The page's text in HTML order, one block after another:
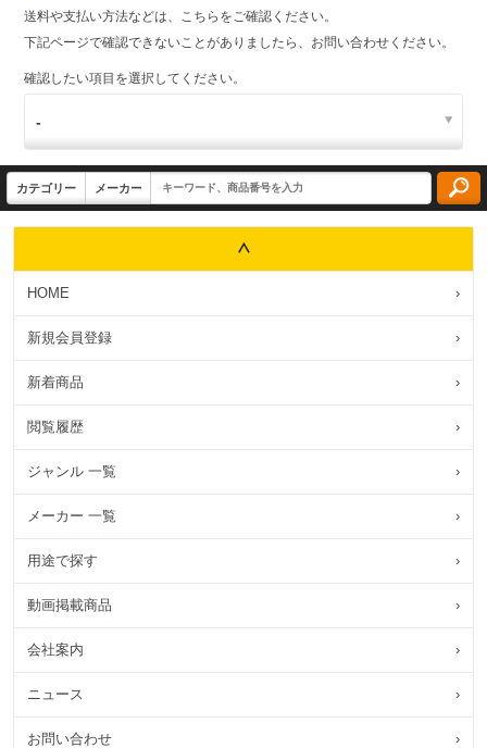
送料や支払い方法などは、こちらをご確認ください。
下記ページで確認できないことがありましたら、お問い合わせください。
確認したい項目を選択してください。
HOME ›
新規会員登録 ›
新着商品 ›
閲覧履歴 ›
ジャンル 一覧 ›
メーカー 一覧 ›
用途で探す ›
動画掲載商品 ›
会社案内 ›
ニュース ›
お問い合わせ ›